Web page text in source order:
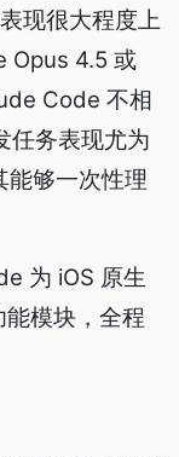
现很大程度上
Opus 4.5 或
Code 不相
任务表现尤为
能够一次性理
为 iOS 原生
能模块，全程